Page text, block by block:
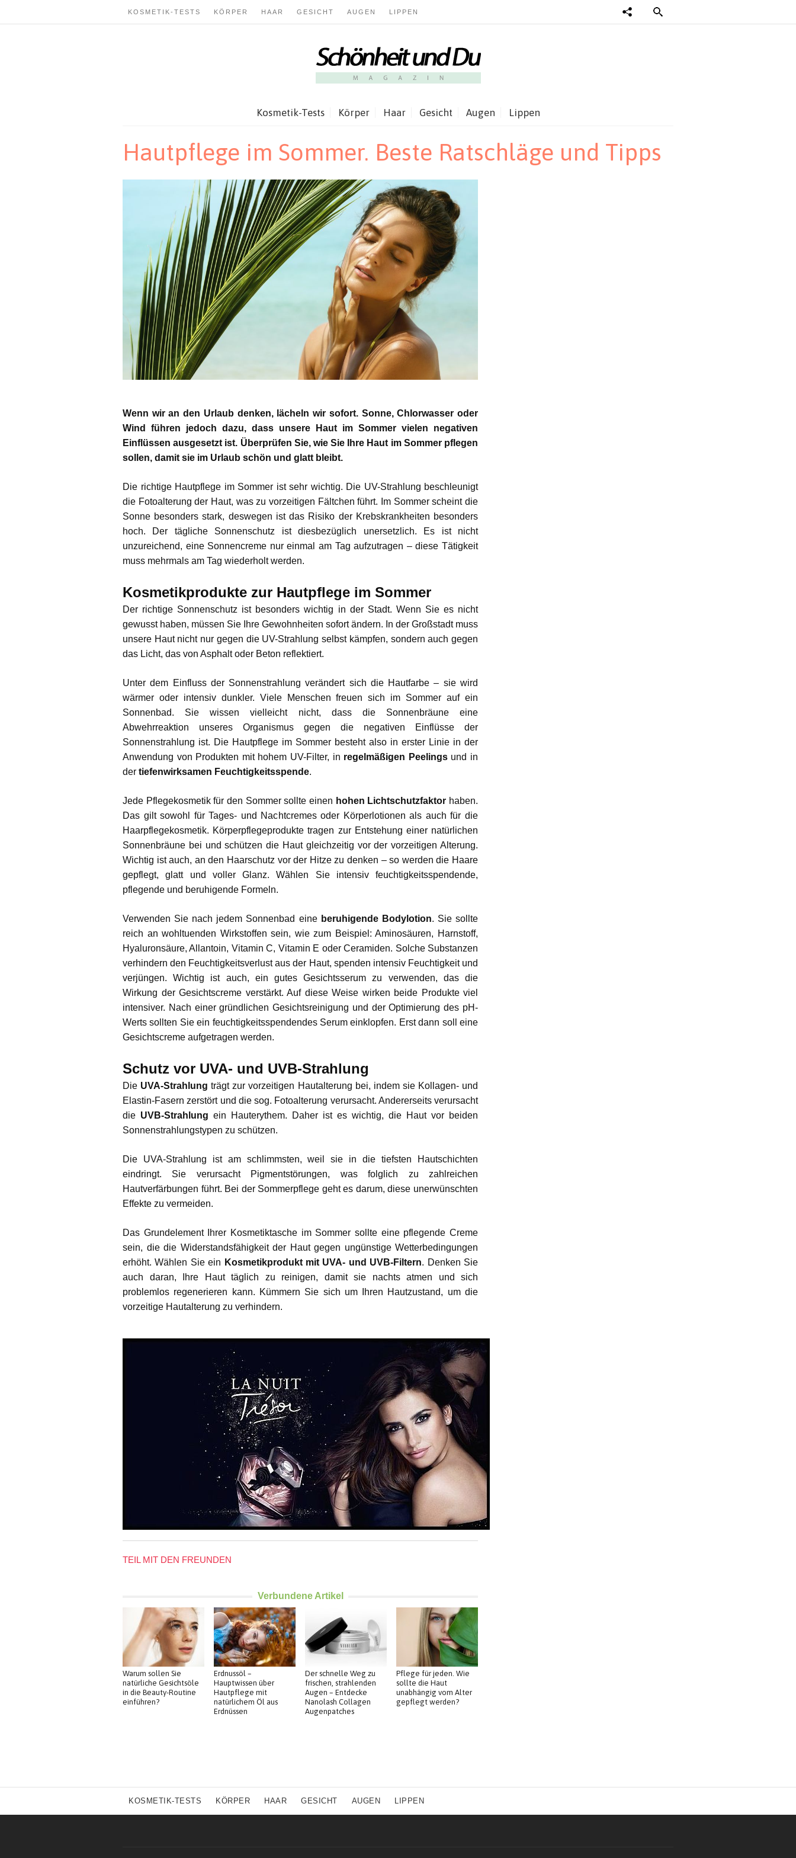
KOSMETIK-TESTS KÖRPER HAAR GESICHT AUGEN LIPPEN
Kosmetik-Tests Körper Haar Gesicht Augen Lippen
Hautpflege im Sommer. Beste Ratschläge und Tipps
Wenn wir an den Urlaub denken, lächeln wir sofort. Sonne, Chlorwasser oder
Wind führen jedoch dazu, dass unsere Haut im Sommer vielen negativen
Einflüssen ausgesetzt ist. Überprüfen Sie, wie Sie Ihre Haut im Sommer pflegen
sollen, damit sie im Urlaub schön und glatt bleibt.
Die richtige Hautpflege im Sommer ist sehr wichtig. Die UV-Strahlung beschleunigt
die Fotoalterung der Haut, was zu vorzeitigen Fältchen führt. Im Sommer scheint die
Sonne besonders stark, deswegen ist das Risiko der Krebskrankheiten besonders
hoch. Der tägliche Sonnenschutz ist diesbezüglich unersetzlich. Es ist nicht
unzureichend, eine Sonnencreme nur einmal am Tag aufzutragen – diese Tätigkeit
muss mehrmals am Tag wiederholt werden.
Kosmetikprodukte zur Hautpflege im Sommer
Der richtige Sonnenschutz ist besonders wichtig in der Stadt. Wenn Sie es nicht
gewusst haben, müssen Sie Ihre Gewohnheiten sofort ändern. In der Großstadt muss
unsere Haut nicht nur gegen die UV-Strahlung selbst kämpfen, sondern auch gegen
das Licht, das von Asphalt oder Beton reflektiert.
Unter dem Einfluss der Sonnenstrahlung verändert sich die Hautfarbe – sie wird
wärmer oder intensiv dunkler. Viele Menschen freuen sich im Sommer auf ein
Sonnenbad. Sie wissen vielleicht nicht, dass die Sonnenbräune eine
Abwehrreaktion unseres Organismus gegen die negativen Einflüsse der
Sonnenstrahlung ist. Die Hautpflege im Sommer besteht also in erster Linie in der
Anwendung von Produkten mit hohem UV-Filter, in regelmäßigen Peelingsund in
der tiefenwirksamen Feuchtigkeitsspende.
Jede Pflegekosmetik für den Sommer sollte einen hohen Lichtschutzfaktor haben.
Das gilt sowohl für Tages- und Nachtcremes oder Körperlotionen als auch für die
Haarpflegekosmetik. Körperpflegeprodukte tragen zur Entstehung einer natürlichen
Sonnenbräune bei und schützen die Haut gleichzeitig vor der vorzeitigen Alterung.
Wichtig ist auch, an den Haarschutz vor der Hitze zu denken – so werden die Haare
gepflegt, glatt und voller Glanz. Wählen Sie intensiv feuchtigkeitsspendende,
pflegende und beruhigende Formeln.
Verwenden Sie nach jedem Sonnenbad eine beruhigende Bodylotion. Sie sollte
reich an wohltuenden Wirkstoffen sein, wie zum Beispiel: Aminosäuren, Harnstoff,
Hyaluronsäure, Allantoin, Vitamin C, Vitamin E oder Ceramiden. Solche Substanzen
verhindern den Feuchtigkeitsverlust aus der Haut, spenden intensiv Feuchtigkeit und
verjüngen. Wichtig ist auch, ein gutes Gesichtsserum zu verwenden, das die
Wirkung der Gesichtscreme verstärkt. Auf diese Weise wirken beide Produkte viel
intensiver. Nach einer gründlichen Gesichtsreinigung und der Optimierung des pH-
Werts sollten Sie ein feuchtigkeitsspendendes Serum einklopfen. Erst dann soll eine
Gesichtscreme aufgetragen werden.
Schutz vor UVA- und UVB-Strahlung
Die UVA-Strahlung trägt zur vorzeitigen Hautalterung bei, indem sie Kollagen- und
Elastin-Fasern zerstört und die sog. Fotoalterung verursacht. Andererseits verursacht
die UVB-Strahlung ein Hauterythem. Daher ist es wichtig, die Haut vor beiden
Sonnenstrahlungstypen zu schützen.
Die UVA-Strahlung ist am schlimmsten, weil sie in die tiefsten Hautschichten
eindringt. Sie verursacht Pigmentstörungen, was folglich zu zahlreichen
Hautverfärbungen führt. Bei der Sommerpflege geht es darum, diese unerwünschten
Effekte zu vermeiden.
Das Grundelement Ihrer Kosmetiktasche im Sommer sollte eine pflegende Creme
sein, die die Widerstandsfähigkeit der Haut gegen ungünstige Wetterbedingungen
erhöht. Wählen Sie ein Kosmetikprodukt mit UVA- und UVB-Filtern. Denken Sie
auch daran, Ihre Haut täglich zu reinigen, damit sie nachts atmen und sich
problemlos regenerieren kann. Kümmern Sie sich um Ihren Hautzustand, um die
vorzeitige Hautalterung zu verhindern.
TEIL MIT DEN FREUNDEN
Verbundene Artikel
Warum sollen Sie
natürliche Gesichtsöle
in die Beauty-Routine
einführen?
Erdnussöl –
Hauptwissen über
Hautpflege mit
natürlichem Öl aus
Erdnüssen
Der schnelle Weg zu
frischen, strahlenden
Augen – Entdecke
Nanolash Collagen
Augenpatches
Pflege für jeden. Wie
sollte die Haut
unabhängig vom Alter
gepflegt werden?
KOSMETIK-TESTS KÖRPER HAAR GESICHT AUGEN LIPPEN